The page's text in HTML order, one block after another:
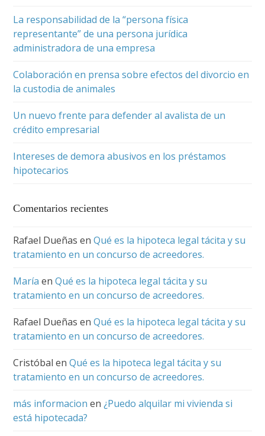
La responsabilidad de la “persona física
representante” de una persona jurídica
administradora de una empresa
Colaboración en prensa sobre efectos del divorcio en
la custodia de animales
Un nuevo frente para defender al avalista de un
crédito empresarial
Intereses de demora abusivos en los préstamos
hipotecarios
Comentarios recientes
Rafael Dueñas enQué es la hipoteca legal tácita y su
tratamiento en un concurso de acreedores.
María enQué es la hipoteca legal tácita y su
tratamiento en un concurso de acreedores.
Rafael Dueñas enQué es la hipoteca legal tácita y su
tratamiento en un concurso de acreedores.
Cristóbal enQué es la hipoteca legal tácita y su
tratamiento en un concurso de acreedores.
más informacion en¿Puedo alquilar mi vivienda si
está hipotecada?